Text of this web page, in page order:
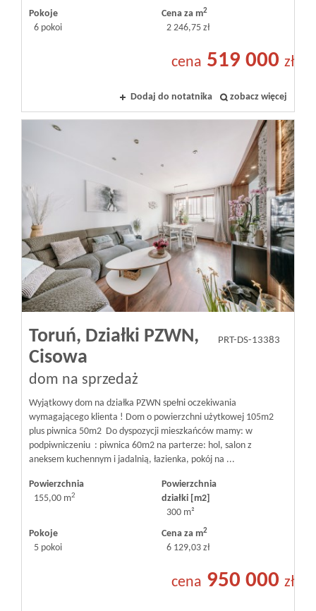
Pokoje
6 pokoi
Cena za m2
2 246,75 zł
cena 519 000 zł
Dodaj do notatnika zobacz więcej
Toruń, Działki PZWN,
Cisowa
dom na sprzedaż
PRT-DS-13383
Wyjątkowy dom na działka PZWN spełni oczekiwania
wymagającego klienta ! Dom o powierzchni użytkowej 105m2
plus piwnica 50m2 Do dyspozycji mieszkańców mamy: w
podpiwniczeniu : piwnica 60m2 na parterze: hol, salon z
aneksem kuchennym i jadalnią, łazienka, pokój na ...
Powierzchnia
155,00 m2
Powierzchnia
działki [m2]
300 m²
Pokoje
5 pokoi
Cena za m2
6 129,03 zł
cena 950 000 zł